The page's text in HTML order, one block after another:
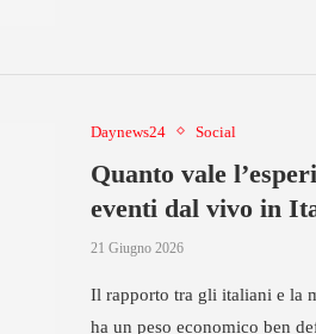
Daynews24 Social
Quanto vale
eventi dal vivo in
21 Giugno 2026
Il rapporto tra gli italiani e la
ha un peso economico ben